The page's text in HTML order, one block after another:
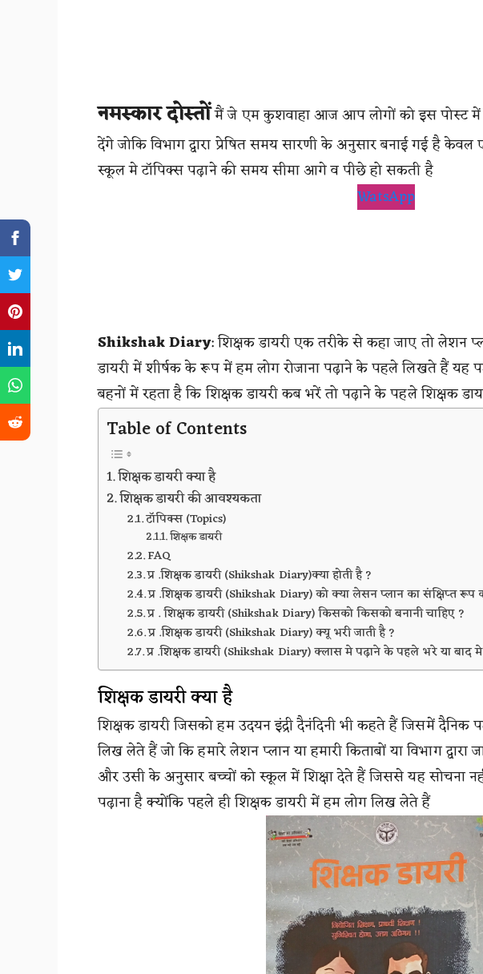
नमस्कार दोस्तोंमैं जे एम कुशवाहा आज आप लोगों को इस पोस्ट में
देंगे जोकि विभाग द्वारा प्रेषित समय सारणी के अनुसार बनाई गई है
स्कूल मे टॉपिक्स पढ़ाने की समय सीमा आगे व पीछे हो सकती है
WatsApp
Shikshak Diary: शिक्षक डायरी एक तरीके से कहा जाए तो लेशन
डायरी में शीर्षक के रूप में हम लोग रोजाना पढ़ाने के पहले लिखते हैं यह
बहनों में रहता है कि शिक्षक डायरी कब भरें तो पढ़ाने के पहले शिक्षक
Table of Contents
शिक्षक डायरी क्या है
शिक्षक डायरी की आवश्यकता
टॉपिक्स (Topics)
शिक्षक डायरी
FAQ
प्र .शिक्षक डायरी (Shikshak Diary)क्या होती है ?
प्र .शिक्षक डायरी (Shikshak Diary) को क्या लेसन प्लान का संक्षिप्त
प्र . शिक्षक डायरी (Shikshak Diary) किसको किसको बनानी चाहिए ?
प्र .शिक्षक डायरी (Shikshak Diary) क्यू भरी जाती है ?
प्र .शिक्षक डायरी (Shikshak Diary) क्लास मे पढ़ाने के पहले भरे या बाद
शिक्षक डायरी क्या है
शिक्षक डायरी जिसको हम उदयन इंद्री दैनंदिनी भी कहते हैं जिसमें दैनिक
लिख लेते हैं जो कि हमारे लेशन प्लान या हमारी किताबों या विभाग
और उसी के अनुसार बच्चों को स्कूल में शिक्षा देते हैं जिससे यह सोचना
पढ़ाना है क्योंकि पहले ही शिक्षक डायरी में हम लोग लिख लेते हैं